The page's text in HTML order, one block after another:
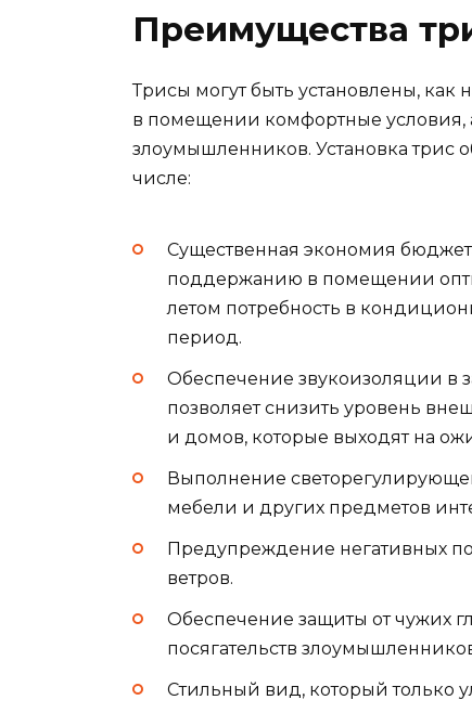
Преимущества
Трисы могут быть установлены, как
в помещении комфортные условия,
злоумышленников. Установка трис
числе:
Существенная экономия
поддержанию в помещении
летом потребность в
период.
Обеспечение звукоизоляции в
позволяет снизить уровень
и домов, которые выходят на
Выполнение
мебели и других предметов
Предупреждение негативных
ветров.
Обеспечение защиты от чужих
посягательств
Стильный вид, который только